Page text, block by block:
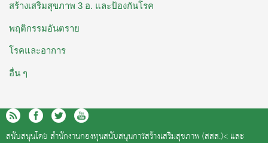
สร้างเสริมสุขภาพ 3 อ. และป้องกันโรค
พฤติกรรมอันตราย
โรคและอาการ
อื่น ๆ
สนับสนุนโดย สำนักงานกองทุนสนับสนุนการสร้างเสริมสุขภาพ (สสส.)< และ